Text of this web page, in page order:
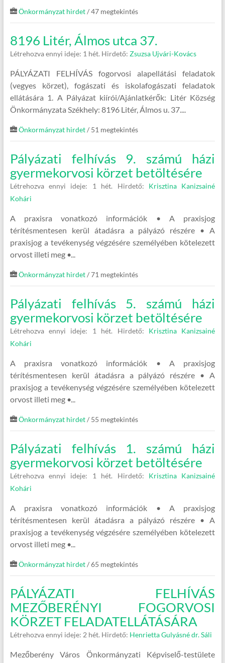
Önkormányzat hirdet/ 47 megtekintés
8196 Litér, Álmos utca 37.
Létrehozva ennyi ideje: 1 hét. Hirdető: Zsuzsa Ujvári-Kovács
PÁLYÁZATI FELHÍVÁS fogorvosi alapellátási feladatok
(vegyes körzet), fogászati és iskolafogászati feladatok
ellátására 1. A Pályázat kiírói/Ajánlatkérők: Litér Község
Önkormányzata Székhely: 8196 Litér, Álmos u. 37....
Önkormányzat hirdet/ 51 megtekintés
Pályázati felhívás 9. számú házi
gyermekorvosi körzet betöltésére
Létrehozva ennyi ideje: 1 hét. Hirdető: Krisztina Kanizsainé
Kohári
A praxisra vonatkozó információk • A praxisjog
térítésmentesen kerül átadásra a pályázó részére • A
praxisjog a tevékenység végzésére személyében kötelezett
orvost illeti meg •...
Önkormányzat hirdet/ 71 megtekintés
Pályázati felhívás 5. számú házi
gyermekorvosi körzet betöltésére
Létrehozva ennyi ideje: 1 hét. Hirdető: Krisztina Kanizsainé
Kohári
A praxisra vonatkozó információk • A praxisjog
térítésmentesen kerül átadásra a pályázó részére • A
praxisjog a tevékenység végzésére személyében kötelezett
orvost illeti meg •...
Önkormányzat hirdet/ 55 megtekintés
Pályázati felhívás 1. számú házi
gyermekorvosi körzet betöltésére
Létrehozva ennyi ideje: 1 hét. Hirdető: Krisztina Kanizsainé
Kohári
A praxisra vonatkozó információk • A praxisjog
térítésmentesen kerül átadásra a pályázó részére • A
praxisjog a tevékenység végzésére személyében kötelezett
orvost illeti meg •...
Önkormányzat hirdet/ 65 megtekintés
PÁLYÁZATI FELHÍVÁS
MEZŐBERÉNYI FOGORVOSI
KÖRZET FELADATELLÁTÁSÁRA
Létrehozva ennyi ideje: 2 hét. Hirdető: Henrietta Gulyásné dr. Sáli
Mezőberény Város Önkormányzati Képviselő-testülete